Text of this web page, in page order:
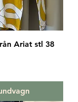
Ariat stl 38